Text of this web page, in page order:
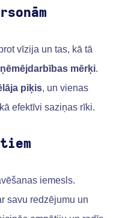
vīzija un tas, kā tā
mērķi.
piķis, un vienas
efektīvi saziņas rīki.
iemesls.
savu redzējumu un